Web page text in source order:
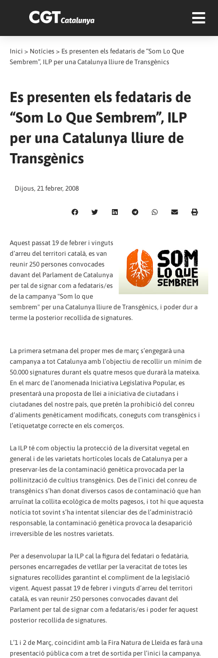
Inici > Notícies > Es presenten els fedataris de “Som Lo Que
Sembrem”, ILP per una Catalunya lliure de Transgènics
Es presenten els fedataris de
“Som Lo Que Sembrem”, ILP
per una Catalunya lliure de
Transgènics
Dijous, 21 febrer, 2008
Aquest passat 19 de febrer i vinguts
d’arreu del territori català, es van
reunir 250 persones convocades
davant del Parlament de Catalunya
per tal de signar com a fedataris/es
de la campanya "Som lo que
sembrem" per una Catalunya lliure de Transgènics, i poder dur a
terme la posterior recollida de signatures.
La primera setmana del proper mes de març s’engegarà una
campanya a tot Catalunya amb l’objectiu de recollir un mínim de
50.000 signatures durant els quatre mesos que durarà la mateixa.
En el marc de l’anomenada Iniciativa Legislativa Popular, es
presentarà una proposta de llei a iniciativa de ciutadans i
ciutadanes del nostre país, que pretén la prohibició del conreu
d’aliments genèticament modificats, coneguts com transgènics i
l’etiquetatge correcte en els comerços.
La ILP té com objectiu la protecció de la diversitat vegetal en
general i de les varietats hortícoles locals de Catalunya per a
preservar-les de la contaminació genètica provocada per la
pol·linització de cultius transgènics. Des de l’inici del conreu de
transgènics s’han donat diversos casos de contaminació que han
arruïnat la collita ecològica de molts pagesos, i tot hi que aquesta
notícia tot sovint s’ha intentat silenciar des de l’administració
responsable, la contaminació genètica provoca la desaparició
irreversible de les nostres varietats.
Per a desenvolupar la ILP cal la figura del fedatari o fedatària,
persones encarregades de vetllar per la veracitat de totes les
signatures recollides garantint el compliment de la legislació
vigent. Aquest passat 19 de febrer i vinguts d’arreu del territori
català, es van reunir 250 persones convocades davant del
Parlament per tal de signar com a fedataris/es i poder fer aquest
posterior recollida de signatures.
L’1 i 2 de Març, coincidint amb la Fira Natura de Lleida es farà una
presentació pública com a tret de sortida per l’inici la campanya.